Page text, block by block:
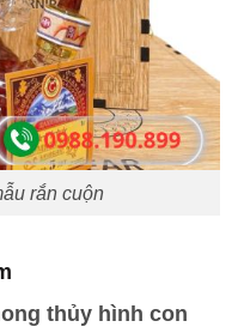
rắn cuộn
thủy hình con